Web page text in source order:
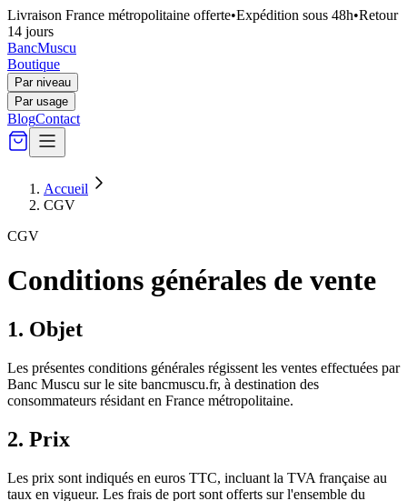
Livraison France métropolitaine offerte•Expédition sous 48h•Retour
14 jours
BancMuscu
Boutique
Par niveau
Par usage
BlogContact
Accueil
CGV
CGV
Conditions générales de vente
1. Objet
Les présentes conditions générales régissent les ventes effectuées par
Banc Muscu sur le site bancmuscu.fr, à destination des
consommateurs résidant en France métropolitaine.
2. Prix
Les prix sont indiqués en euros TTC, incluant la TVA française au
taux en vigueur. Les frais de port sont offerts sur l'ensemble du